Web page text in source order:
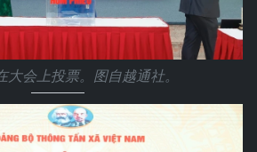
大会上投票。图自越通社。